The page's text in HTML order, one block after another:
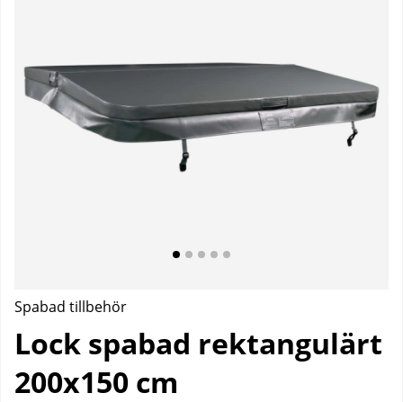
Spabad tillbehör
Lock spabad rektangulärt
200x150 cm